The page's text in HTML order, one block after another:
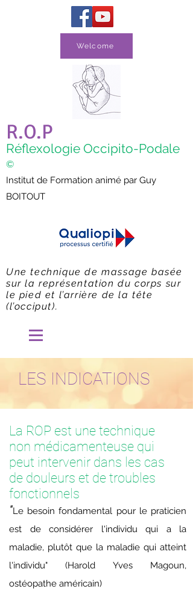
Welcome
R.O.P
Réflexologie Occipito-Podale
©
Institut de Formation animé par Guy
BOITOUT
Une technique de massage basée
sur la représentation du corps sur
le pied et l’arrière de la tête
(l’occiput).
LES INDICATIONS
La ROP est une technique
non médicamenteuse qui
peut intervenir dans les cas
de douleurs et de troubles
fonctionnels
"​Le besoin fondamental pour le praticien
est de considérer l'individu qui a la
maladie, plutôt que la maladie qui atteint
l'individu" (Harold Yves Magoun,
ostéopathe américain)